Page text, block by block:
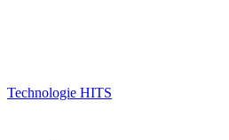
Technologie HITS